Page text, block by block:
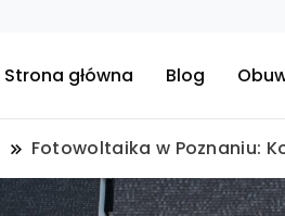
Strona główna Blog
Fotowoltaika w Poznaniu: